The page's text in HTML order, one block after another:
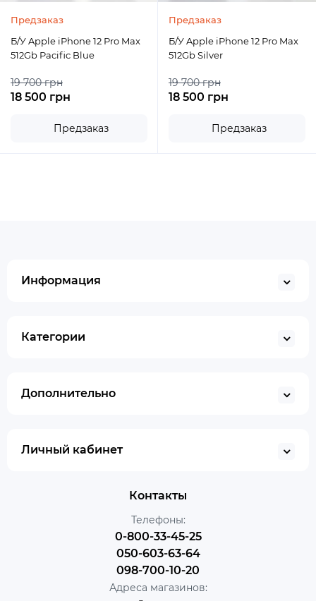
Предзаказ
Б/У Apple iPhone 12 Pro Max
512Gb Pacific Blue
19 700 грн
18 500 грн
Предзаказ
Предзаказ
Б/У Apple iPhone 12 Pro Max
512Gb Silver
19 700 грн
18 500 грн
Предзаказ
Информация
Категории
Дополнительно
Личный кабинет
Контакты
Телефоны:
0-800-33-45-25
050-603-63-64
098-700-10-20
Адреса магазинов: